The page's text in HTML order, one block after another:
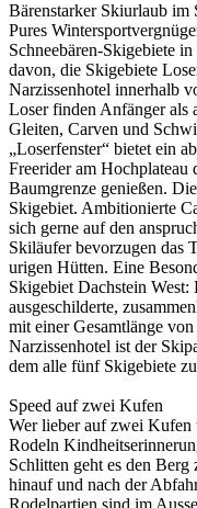
Bärenstarker Skiurlaub im
Pures
Schneebären-Skigebiete
davon, die Skigebiete
Narzissenhotel innerhalb
Loser finden Anfänger als
Gleiten, Carven und
„Loserfenster“ bietet ein
Freerider am Hochplateau
Baumgrenze genießen.
Skigebiet. Ambitionierte
sich gerne auf den
Skiläufer bevorzugen das
urigen Hütten. Eine
Skigebiet Dachstein
ausgeschilderte,
mit einer Gesamtlänge
Narzissenhotel ist der
dem alle fünf Skigebiete
Speed auf zwei Kufen
Wer lieber auf zwei Kufen
Rodeln
Schlitten geht es den
hinauf und nach der